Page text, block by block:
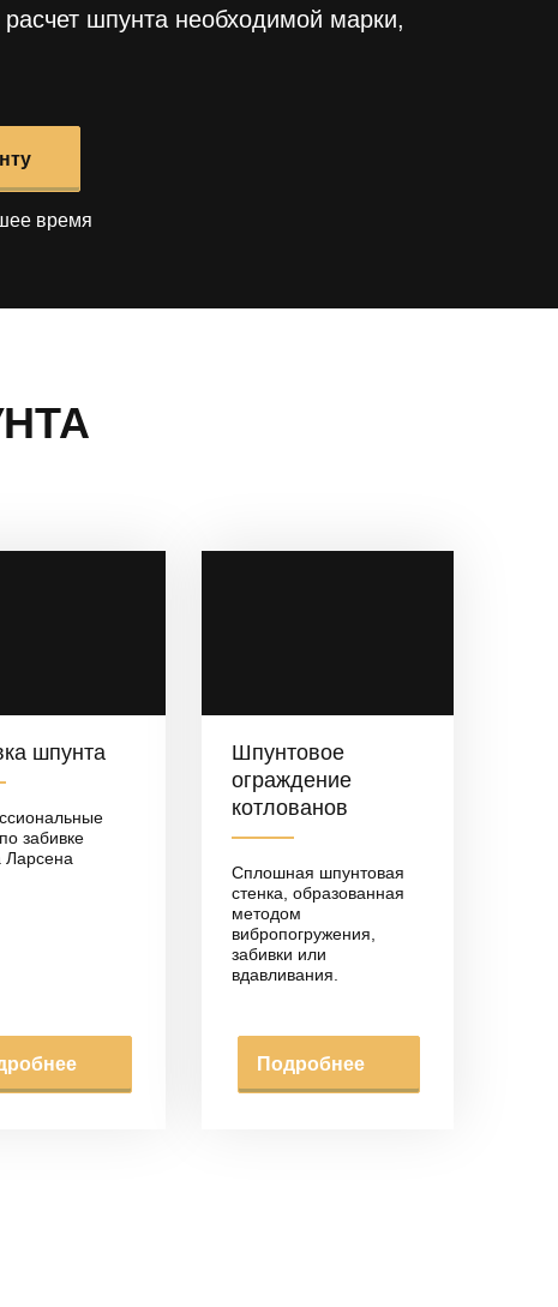
шпунта необходимой марки,
время
шпунта
забивке
Ларсена
Шпунтовое
ограждение
котлованов
Сплошная шпунтовая
стенка, образованная
методом
вибропогружения,
забивки или
вдавливания.
Подробнее